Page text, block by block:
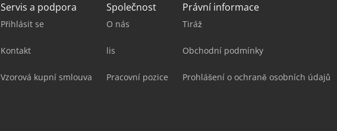
Servis a podpora
Přihlásit se
Kontakt
Vzorová kupní smlouva
Společnost
O nás
lis
Pracovní pozice
Právní informace
Tiráž
Obchodní podmínky
Prohlášení o ochraně osobních údajů